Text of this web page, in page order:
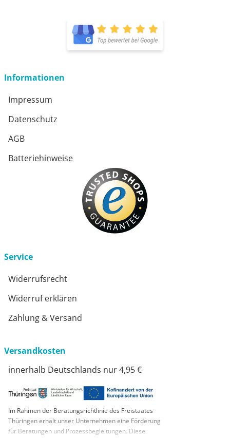
öffnet in neuem Fenster
Informationen
Impressum
Datenschutz
AGB
Batteriehinweise
Service
Widerrufsrecht
Widerruf erklären
Zahlung & Versand
Versandkosten
innerhalb Deutschlands nur 4,95 €
Im Rahmen der Beratungsrichtlinie des Freistaates
Thüringen erhält unser Unternehmen eine Förderung
für Beratungen und Prozessbegleitungen. Diese